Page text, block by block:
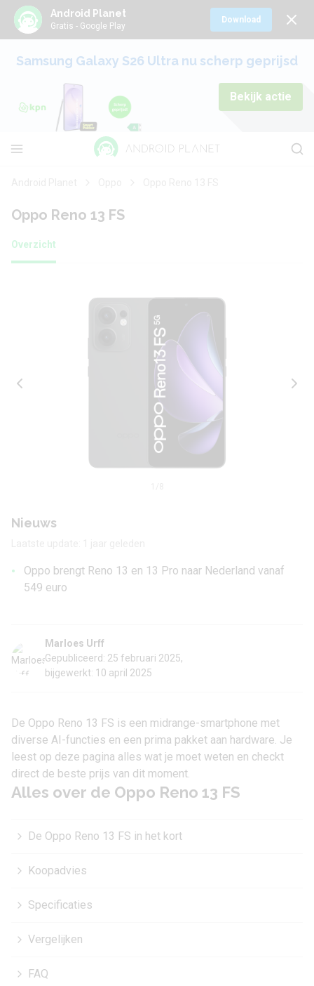
Android Planet
Gratis - Google Play
Download
Samsung Galaxy S26 Ultra nu scherp geprijsd
Bekijk actie
Oppo Reno 13 FS
Overzicht
Nieuws
•
Oppo brengt Reno 13 en 13 Pro naar Nederland vanaf
549 euro
Marloes Urff
Gepubliceerd: 25 februari 2025,
bijgewerkt: 10 april 2025
De Oppo Reno 13 FS is een midrange-smartphone met
diverse AI-functies en een prima pakket aan hardware. Je
leest op deze pagina alles wat je moet weten en checkt
direct de beste prijs van dit moment.
Alles over de Oppo Reno 13 FS
De Oppo Reno 13 FS in het kort
Koopadvies
Specificaties
Vergelijken
FAQ